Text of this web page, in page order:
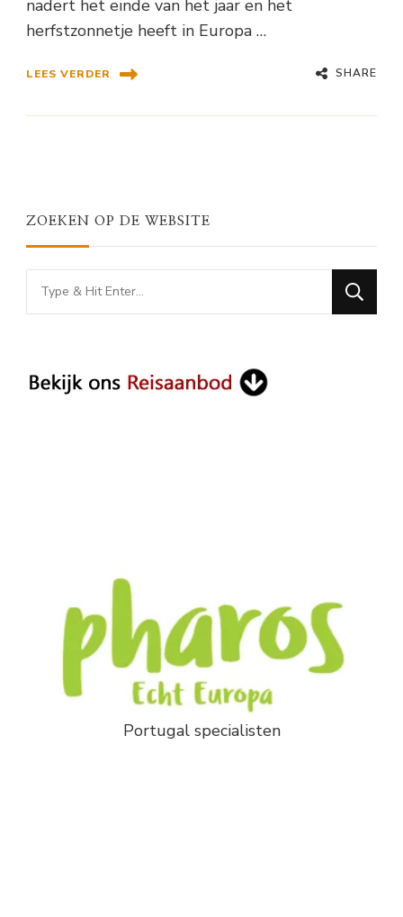
nadert het einde van het jaar en het
herfstzonnetje heeft in Europa …
LEES VERDER SHARE
ZOEKEN OP DE WEBSITE
Looking
for
Portugal specialisten